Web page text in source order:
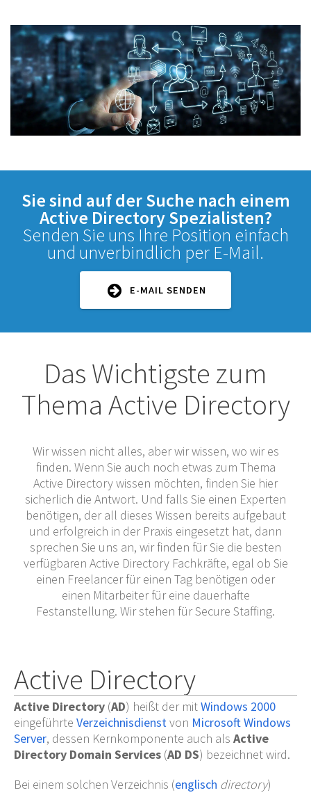
Sie sind auf der Suche nach einem
Active Directory Spezialisten?
Senden Sie uns Ihre Position einfach
und unverbindlich per E-Mail.
E-MAIL SENDEN
Das Wichtigste zum
Thema Active Directory
Wir wissen nicht alles, aber wir wissen, wo wir es
finden. Wenn Sie auch noch etwas zum Thema
Active Directory wissen möchten, finden Sie hier
sicherlich die Antwort. Und falls Sie einen Experten
benötigen, der all dieses Wissen bereits aufgebaut
und erfolgreich in der Praxis eingesetzt hat, dann
sprechen Sie uns an, wir finden für Sie die besten
verfügbaren Active Directory Fachkräfte, egal ob Sie
einen Freelancer für einen Tag benötigen oder
einen Mitarbeiter für eine dauerhafte
Festanstellung. Wir stehen für Secure Staffing.
Active Directory
Active Directory (AD) heißt der mitWindows 2000
eingeführte Verzeichnisdienstvon Microsoft Windows
Server, dessen Kernkomponente auch als Active
Directory Domain Services (AD DS) bezeichnet wird.
Bei einem solchen Verzeichnis (englisch directory)